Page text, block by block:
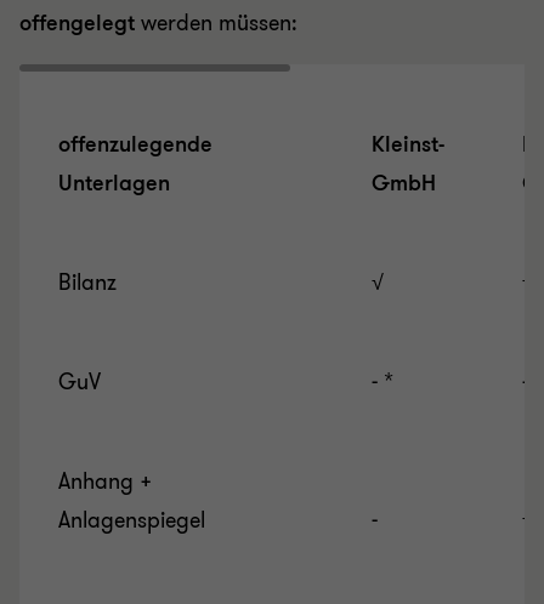
offengelegt werden müssen:
offenzulegende
Unterlagen
Kleinst-
GmbH
Bilanz √ √
GuV - * - *
Anhang +
Anlagenspiegel
- √